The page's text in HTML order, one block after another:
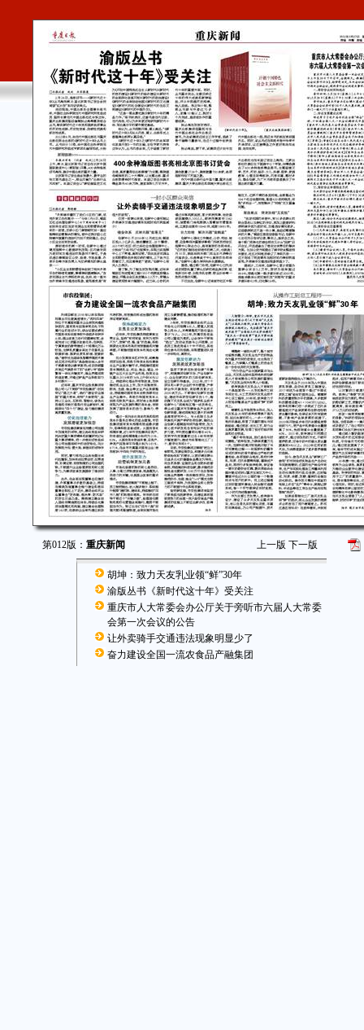
第012版： 重庆新闻 上一版 下一版
胡坤：致力天友乳业领“鲜”30年
渝版丛书《新时代这十年》受关注
重庆市人大常委会办公厅关于旁听市六届人大常委
会第一次会议的公告
让外卖骑手交通违法现象明显少了
奋力建设全国一流农食品产融集团